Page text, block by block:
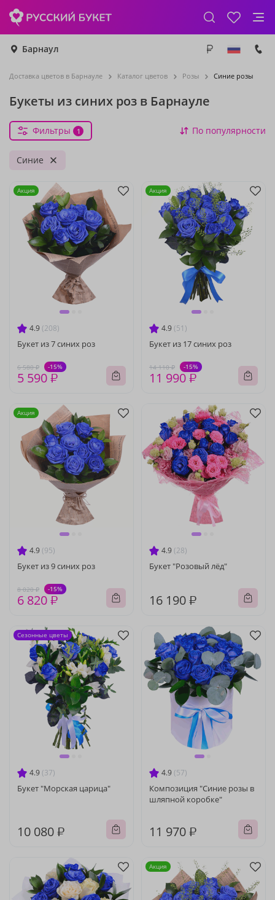
Барнаул
Доставка цветов в Барнауле Каталог цветов Розы Синие розы
Букеты из синих роз в Барнауле
Фильтры 1 По популярности
Синие
4.9 (208)
Букет из 7 синих роз
6 580 ₽ -15%
5 590 ₽
Акция
4.9 (51)
Букет из 17 синих роз
14 110 ₽ -15%
11 990 ₽
Акция
4.9 (95)
Букет из 9 синих роз
8 020 ₽ -15%
6 820 ₽
Акция
4.9 (28)
Букет "Розовый лёд"
16 190 ₽
4.9 (37)
Букет "Морская царица"
10 080 ₽
Сезонные цветы
4.9 (57)
Композиция "Синие розы в
шляпной коробке"
11 970 ₽
Акция